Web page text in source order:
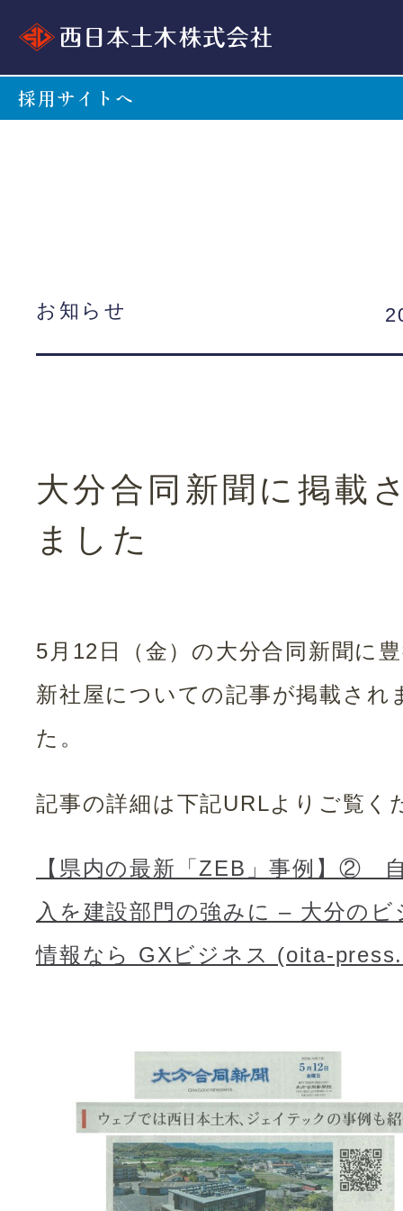
採用サイトへ
お知らせ
大分合同新聞に掲載
ました
5月12日（金）の大分合同新聞に
新社屋についての記事が掲載され
た。
記事の詳細は下記URLよりご覧く
【県内の最新「ZEB」事例】②
入を建設部門の強みに – 大分のビ
情報なら GXビジネス (oita-